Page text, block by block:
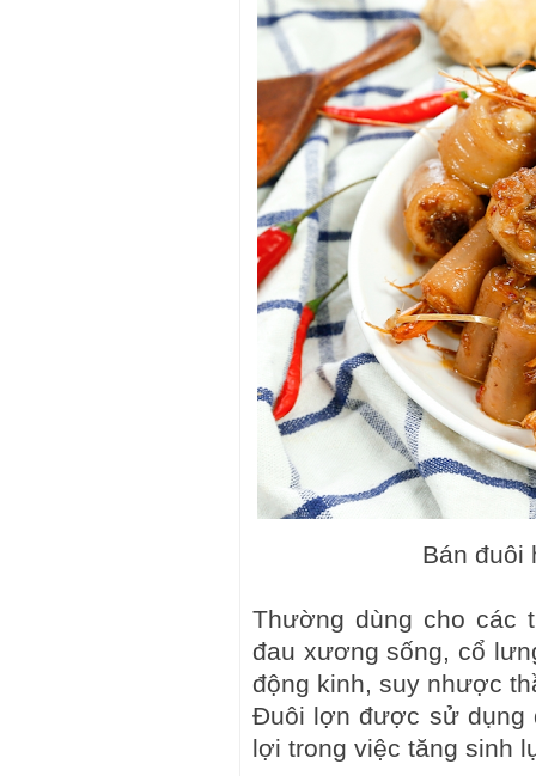
Bán đuôi
Thường dùng cho các
đau xương sống, cổ
động kinh, suy nhược
Đuôi lợn được sử dụng
lợi trong việc tăng sinh